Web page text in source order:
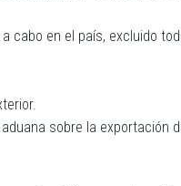
cabo en el país, excluido
sobre la exportación